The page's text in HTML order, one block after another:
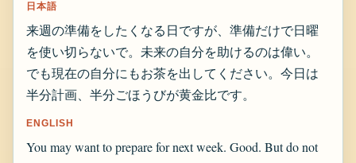
日本語
来週の準備をしたくなる日ですが、準備だけで日曜
を使い切らないで。未来の自分を助けるのは偉い。
でも現在の自分にもお茶を出してください。今日は
半分計画、半分ごほうびが黄金比です。
ENGLISH
You may want to prepare for next week. Good. But do not